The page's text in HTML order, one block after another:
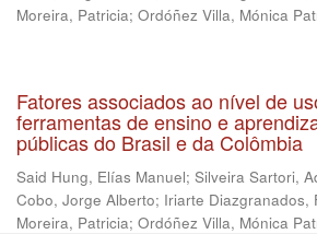
Moreira, Patricia; Ordóñez Villa, Mónica
Fatores associados ao nível de
ferramentas de ensino e
públicas do Brasil e da Colômbia
Said Hung, Elías Manuel; Silveira Sartori,
Cobo, Jorge Alberto; Iriarte Diazgranados,
Moreira, Patricia; Ordóñez Villa, Mónica